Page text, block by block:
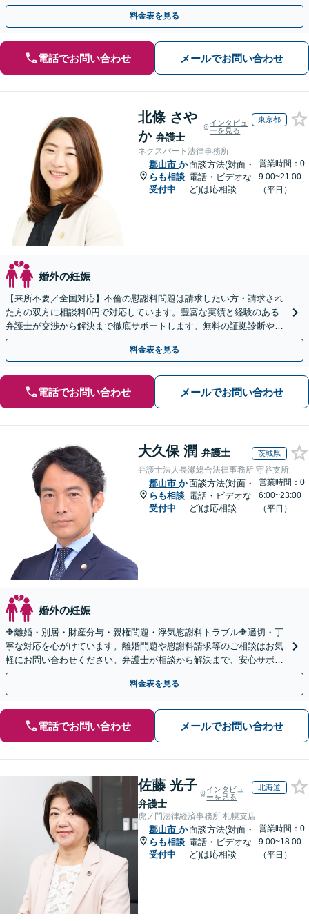
費、財産分与、慰謝料請求【夜間・休日相談可】
料金表を見る
電話でお問い合わせ メールでお問い合わせ
北條 さや
か 弁護士
インタビュ
ーを見る
東京都
ネクスパート法律事務所
郡山市 か
らも相談
受付中
面談方法(対面・
電話・ビデオな
ど)は応相談
営業時間：0
9:00~21:00
（平日）
婚外の妊娠
【来所不要／全国対応】不倫の慰謝料問題は請求したい方・請求され
た方の双方に相談料0円で対応しています。豊富な実績と経験のある
弁護士が交渉から解決まで徹底サポートします。無料の証拠診断や着
手金の返還保証もありますので安心してご相談ください。
料金表を見る
電話でお問い合わせ メールでお問い合わせ
大久保 潤 弁護士 茨城県
弁護士法人長瀬総合法律事務所 守谷支所
郡山市 か
らも相談
受付中
面談方法(対面・
電話・ビデオな
ど)は応相談
営業時間：0
6:00~23:00
（平日）
婚外の妊娠
🔶離婚・別居・財産分与・親権問題・浮気慰謝料トラブル🔶適切・丁
寧な対応を心がけています。離婚問題や慰謝料請求等のご相談はお気
軽にお問い合わせください。弁護士が相談から解決まで、安心サポー
トいたします。◤完全予約制・初回法律相談無料◢
料金表を見る
電話でお問い合わせ メールでお問い合わせ
佐藤 光子
弁護士
インタビュ
ーを見る
北海道
虎ノ門法律経済事務所 札幌支店
郡山市 か
らも相談
受付中
面談方法(対面・
電話・ビデオな
ど)は応相談
営業時間：0
9:00~18:00
（平日）